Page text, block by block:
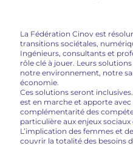
La Fédération Cinov est
transitions sociétales,
Ingénieurs, consultants et
rôle clé à jouer. Leurs
notre environnement, notre
économie.
Ces solutions seront
est en marche et apporte avec
complémentarité des
particulière aux enjeux
L’implication des femmes et
couvrir la totalité des besoins